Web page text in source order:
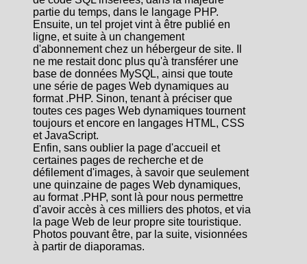
partie du temps, dans le langage PHP.
Ensuite, un tel projet vint à être publié en
ligne, et suite à un changement
d'abonnement chez un hébergeur de site. Il
ne me restait donc plus qu'à transférer une
base de données MySQL, ainsi que toute
une série de pages Web dynamiques au
format .PHP. Sinon, tenant à préciser que
toutes ces pages Web dynamiques tournent
toujours et encore en langages HTML, CSS
et JavaScript.
Enfin, sans oublier la page d'accueil et
certaines pages de recherche et de
défilement d'images, à savoir que seulement
une quinzaine de pages Web dynamiques,
au format .PHP, sont là pour nous permettre
d'avoir accès à ces milliers des photos, et via
la page Web de leur propre site touristique.
Photos pouvant être, par la suite, visionnées
à partir de diaporamas.